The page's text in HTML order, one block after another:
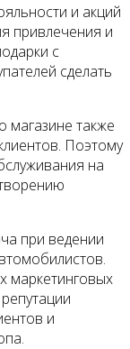
и акций
привлечения и
с
сделать
магазине также
Поэтому
на
при ведении
маркетинговых
и